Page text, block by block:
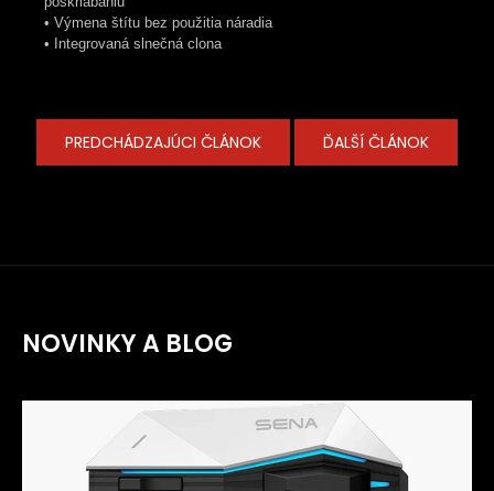
• Výmena štítu bez použitia náradia
• Integrovaná slnečná clona
PREDCHÁDZAJÚCI ČLÁNOK ĎALŠÍ ČLÁNOK
NOVINKY A BLOG